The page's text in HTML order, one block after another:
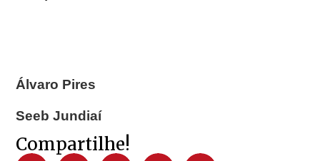
Álvaro Pires
Seeb Jundiaí
Compartilhe!